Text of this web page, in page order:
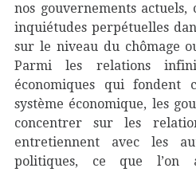
nos gouvernements actuels,
inquiétudes perpétuelles
sur le niveau du chômage
Parmi les relations
économiques qui fondent
système économique, les
concentrer sur les
entretiennent avec les
politiques, ce que l’on